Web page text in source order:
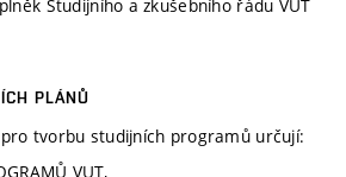
Studijního a zkušebního řádu VUT
PLÁNŮ
tvorbu studijních programů určují:
VUT,